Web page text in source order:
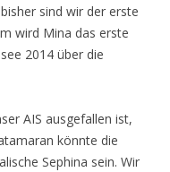
sind wir der erste
wird Mina das erste
2014 über die
AIS ausgefallen ist,
könnte die
Sephina sein. Wir